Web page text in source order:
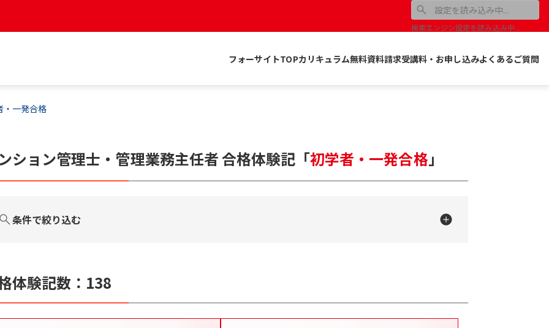
検索エンジン設定を読み込み中...
フォーサイトTOPカリキュラム無料資料請求受講料・お申し込みよくあるご質問
・一発合格
ション管理士・管理業務主任者合格体験記 「初学者・一発合格」
条件で絞り込む
体験記数： 138